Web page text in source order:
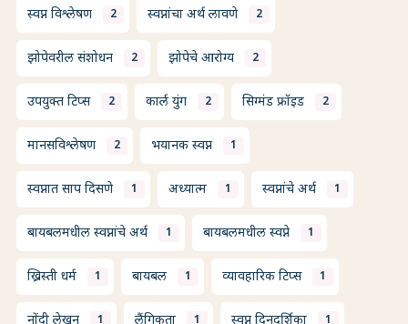
स्वप्न विश्लेषण 2 स्वप्नांचा अर्थ लावणे 2
झोपेवरील संशोधन 2 झोपेचे आरोग्य 2
उपयुक्त टिप्स 2 कार्ल युंग 2 सिग्मंड फ्रॉइड 2
मानसविश्लेषण 2 भयानक स्वप्न 1
स्वप्नात साप दिसणे 1 अध्यात्म 1 स्वप्नांचे अर्थ 1
बायबलमधील स्वप्नांचे अर्थ 1 बायबलमधील स्वप्ने 1
ख्रिस्ती धर्म 1 बायबल 1 व्यावहारिक टिप्स 1
1 1 1